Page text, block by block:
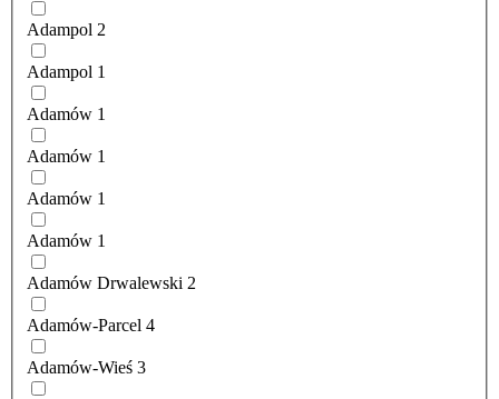
Adampol 2
Adampol 1
Adamów 1
Adamów 1
Adamów 1
Adamów 1
Adamów Drwalewski 2
Adamów-Parcel 4
Adamów-Wieś 3